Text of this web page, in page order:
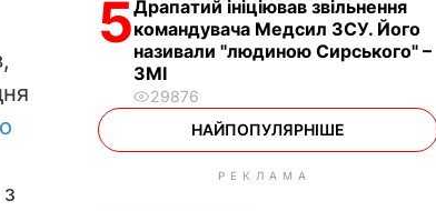
5Драпатий ініціював звільнення
командувача Медсил ЗСУ. Його
називали "людиною Сирського" –
ЗМІ
29876
НАЙПОПУЛЯРНІШЕ
РЕКЛАМА